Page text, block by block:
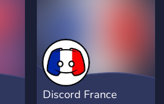
Discord France